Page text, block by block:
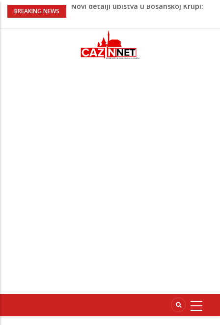
BREAKING NEWS
Novi detalji ubistva u Bosanskoj Krupi:
ubijenog
Na Ahiret preselila Bešić (rođ. Blažević)
Senija – Sena
Na Ahiret preselio ŠUPUK (Refik) ŠEFIK